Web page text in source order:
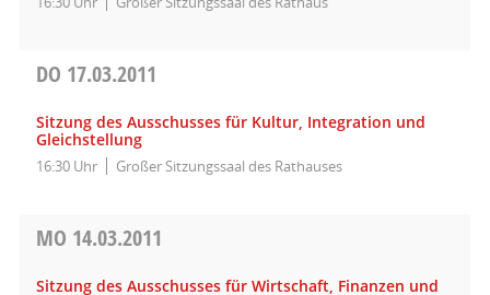
DO 17.03.2011
Sitzung des Ausschusses für Kultur, Integration und
Gleichstellung
16:30 Uhr Großer Sitzungssaal des Rathauses
MO 14.03.2011
Sitzung des Ausschusses für Wirtschaft, Finanzen und